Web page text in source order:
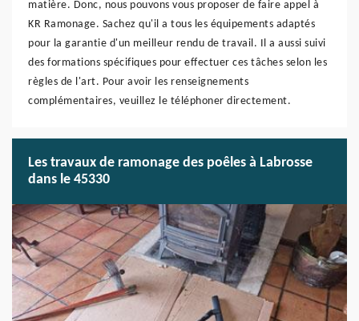
matière. Donc, nous pouvons vous proposer de faire appel à
KR Ramonage. Sachez qu'il a tous les équipements adaptés
pour la garantie d'un meilleur rendu de travail. Il a aussi suivi
des formations spécifiques pour effectuer ces tâches selon les
règles de l'art. Pour avoir les renseignements
complémentaires, veuillez le téléphoner directement.
Les travaux de ramonage des poêles à Labrosse
dans le 45330